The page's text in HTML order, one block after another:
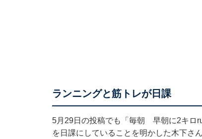
ランニングと筋トレが日課
5月29日の投稿でも「毎朝 早朝に2キロ
を日課にしていることを明かした木下さ